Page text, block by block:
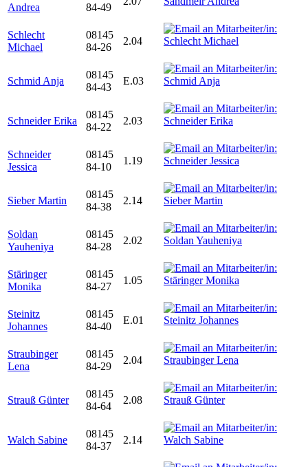
Andrea
84-49
Schlecht
Michael
08145
84-26
2.04
Schmid Anja
08145
84-43
E.03
Schneider Erika
08145
84-22
2.03
Schneider
Jessica
08145
84-10
1.19
Sieber Martin
08145
84-38
2.14
Soldan
Yauheniya
08145
84-28
2.02
Stäringer
Monika
08145
84-27
1.05
Steinitz
Johannes
08145
84-40
E.01
Straubinger
Lena
08145
84-29
2.04
Strauß Günter
08145
84-64
2.08
Walch Sabine
08145
84-37
2.14